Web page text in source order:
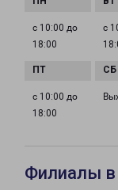
с 10:00 до
18:00
с
с 10:00 до
18:00
Филиалы